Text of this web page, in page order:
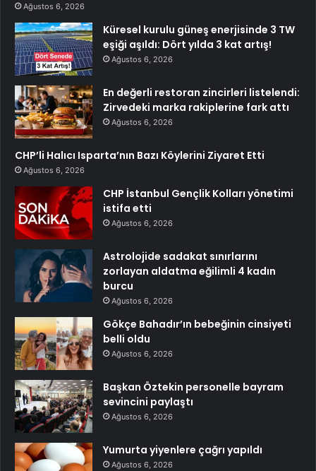
Ağustos 6, 2026
Küresel kurulu güneş enerjisinde 3 TW
eşiği aşıldı: Dört yılda 3 kat artış!
Ağustos 6, 2026
En değerli restoran zincirleri listelendi:
Zirvedeki marka rakiplerine fark attı
Ağustos 6, 2026
CHP’li Halıcı Isparta’nın Bazı Köylerini Ziyaret Etti
Ağustos 6, 2026
CHP İstanbul Gençlik Kolları yönetimi
istifa etti
Ağustos 6, 2026
Astrolojide sadakat sınırlarını
zorlayan aldatma eğilimli 4 kadın
burcu
Ağustos 6, 2026
Gökçe Bahadır’ın bebeğinin cinsiyeti
belli oldu
Ağustos 6, 2026
Başkan Öztekin personelle bayram
sevincini paylaştı
Ağustos 6, 2026
Yumurta yiyenlere çağrı yapıldı
Ağustos 6, 2026